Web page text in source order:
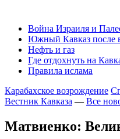
Война Израиля и
Южный Кавказ после
Нефть и газ
Где отдохнуть на
Правила ислама
Карабахское возрождение
Вестник Кавказа — Все
Матвиенко: